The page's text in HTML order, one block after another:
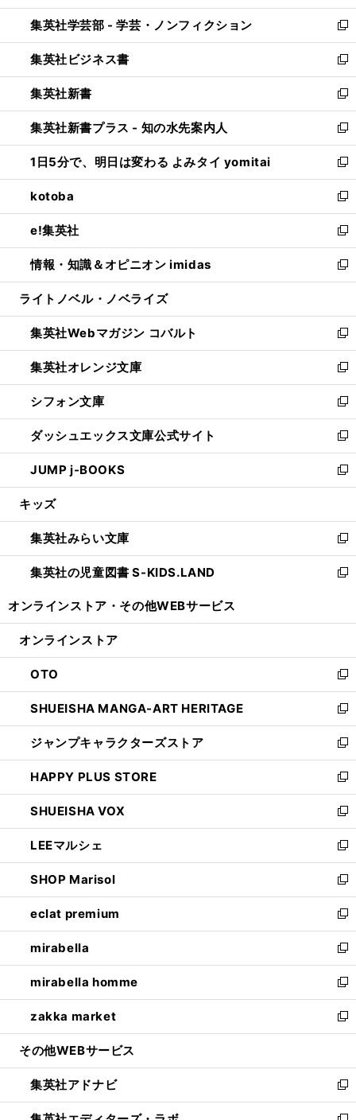
開
く
ウ
で
開
く
ン
ド
ウ
で
開
く
ウ
ィ
ン
ド
ウ
で
開
く
集英社学芸部 - 学芸・ノンフィクション
新
し
い
ウ
ィ
ン
ド
ウ
で
開
く
集英社ビジネス書
新
し
い
ウ
ィ
ン
ド
ウ
で
開
く
集英社新書
新
し
い
ウ
ィ
ン
ド
ウ
で
開
く
集英社新書プラス - 知の水先案内人
新
し
い
ウ
ィ
ン
ド
ウ
で
開
1日5分で、明日は変わる よみタイ yomitai
新
し
い
ウ
ィ
ン
ド
ウ
開
く
kotoba
新
し
い
ウ
ィ
ン
ウ
で
開
く
e!集英社
新
し
い
ウ
ン
ド
ウ
で
開
く
情報・知識＆オピニオン imidas
新
し
ウ
ィ
ン
ド
ウ
で
開
く
ライトノベル・ノベライズ
集英社Webマガジン コバルト
新
し
い
ウ
ィ
ン
ド
ウ
で
開
集英社オレンジ文庫
新
し
い
ウ
ィ
ン
ド
ウ
開
く
シフォン文庫
新
し
い
ウ
ィ
ン
ウ
で
開
く
ダッシュエックス文庫公式サイト
新
し
い
ウ
ン
ド
ウ
で
JUMP j-BOOKS
新
し
ウ
ィ
ン
ド
開
キッズ
集英社みらい文庫
新
し
い
ン
ウ
で
開
く
集英社の児童図書 S-KIDS.LAND
新
ウ
ン
ド
ウ
で
開
く
オンラインストア・ その他WEBサービス
オンラインストア
OTO
新
し
い
ウ
ィ
ン
ド
ウ
で
開
く
SHUEISHA MANGA-ART HERITAGE
新
し
い
ウ
ィ
ン
ド
ウ
で
開
く
ジャンプキャラクターズストア
新
し
い
ウ
ィ
ン
ド
ウ
で
開
く
HAPPY PLUS STORE
新
し
い
ウ
ィ
ン
ド
ウ
で
開
く
SHUEISHA VOX
新
し
い
ウ
ィ
ン
ド
ウ
で
開
く
LEEマルシェ
新
し
い
ウ
ィ
ン
ド
ウ
で
開
く
SHOP Marisol
新
し
い
ウ
ィ
ン
ド
ウ
で
開
eclat premium
新
し
い
ウ
ィ
ン
ド
ウ
開
く
mirabella
新
し
い
ウ
ィ
ン
ウ
で
開
mirabella homme
新
し
い
ウ
ン
ド
ウ
zakka market
新
し
ウ
ィ
ン
その他WEBサービス
集英社アドナビ
新
し